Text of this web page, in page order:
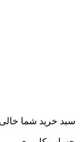
سبد خرید شما